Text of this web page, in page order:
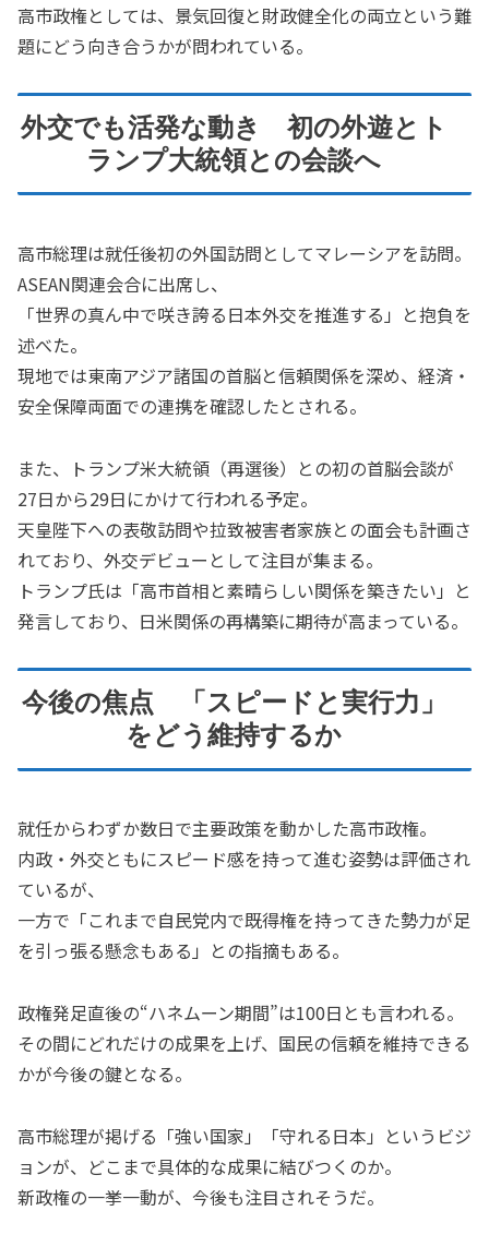
高市政権としては、景気回復と財政健全化の両立という難
題にどう向き合うかが問われている。
外交でも活発な動き 初の外遊とト
ランプ大統領との会談へ
高市総理は就任後初の外国訪問としてマレーシアを訪問。
ASEAN関連会合に出席し、
「世界の真ん中で咲き誇る日本外交を推進する」と抱負を
述べた。
現地では東南アジア諸国の首脳と信頼関係を深め、経済・
安全保障両面での連携を確認したとされる。
また、トランプ米大統領（再選後）との初の首脳会談が
27日から29日にかけて行われる予定。
天皇陛下への表敬訪問や拉致被害者家族との面会も計画さ
れており、外交デビューとして注目が集まる。
トランプ氏は「高市首相と素晴らしい関係を築きたい」と
発言しており、日米関係の再構築に期待が高まっている。
今後の焦点 「スピードと実行力」
をどう維持するか
就任からわずか数日で主要政策を動かした高市政権。
内政・外交ともにスピード感を持って進む姿勢は評価され
ているが、
一方で「これまで自民党内で既得権を持ってきた勢力が足
を引っ張る懸念もある」との指摘もある。
政権発足直後の“ハネムーン期間”は100日とも言われる。
その間にどれだけの成果を上げ、国民の信頼を維持できる
かが今後の鍵となる。
高市総理が掲げる「強い国家」「守れる日本」というビジ
ョンが、どこまで具体的な成果に結びつくのか。
新政権の一挙一動が、今後も注目されそうだ。